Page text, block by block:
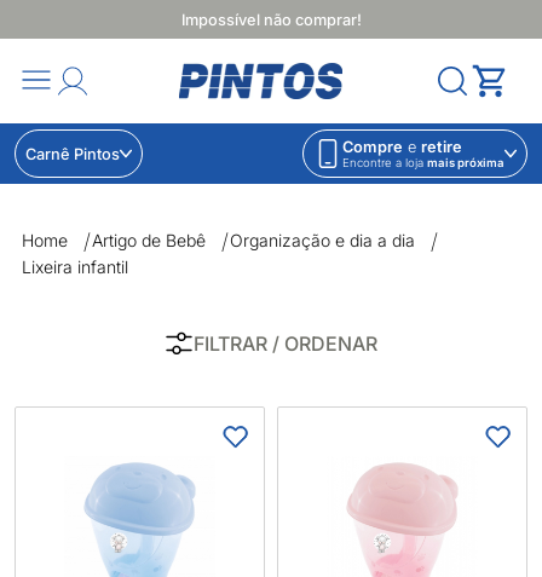
Impossível não comprar!
Carnê Pintos Compre e retire
Encontre a loja mais próxima
Home
Artigo de Bebê
Organização e dia a dia
Lixeira infantil
FILTRAR / ORDENAR